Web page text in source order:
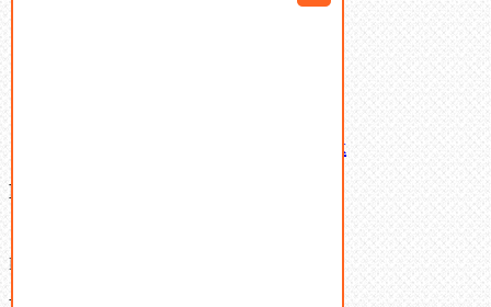
Латунный и бронзовый крепеж
Ваша корзина
В корзине нет товаров.